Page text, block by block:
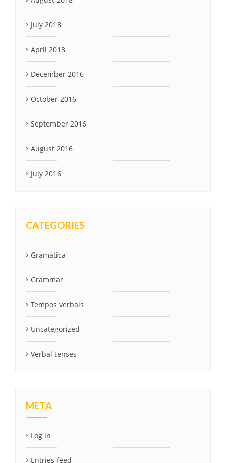
July 2018
April 2018
December 2016
October 2016
September 2016
August 2016
July 2016
CATEGORIES
Gramática
Grammar
Tempos verbais
Uncategorized
Verbal tenses
META
Log in
Entries feed